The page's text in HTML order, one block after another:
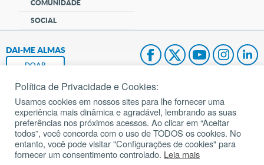
COMUNIDADE
SOCIAL
DAI-ME ALMAS
DOAR
Fundação João Paulo II
Pedido de Oração
Mapa do site
Política de Privacidade e Cookies:
Usamos cookies em nossos sites para lhe fornecer uma
experiência mais dinâmica e agradável, lembrando as suas
preferências nos próximos acessos. Ao clicar em “Aceitar
todos”, você concorda com o uso de TODOS os cookies. No
entanto, você pode visitar "Configurações de cookies" para
fornecer um consentimento controlado. Leia mais